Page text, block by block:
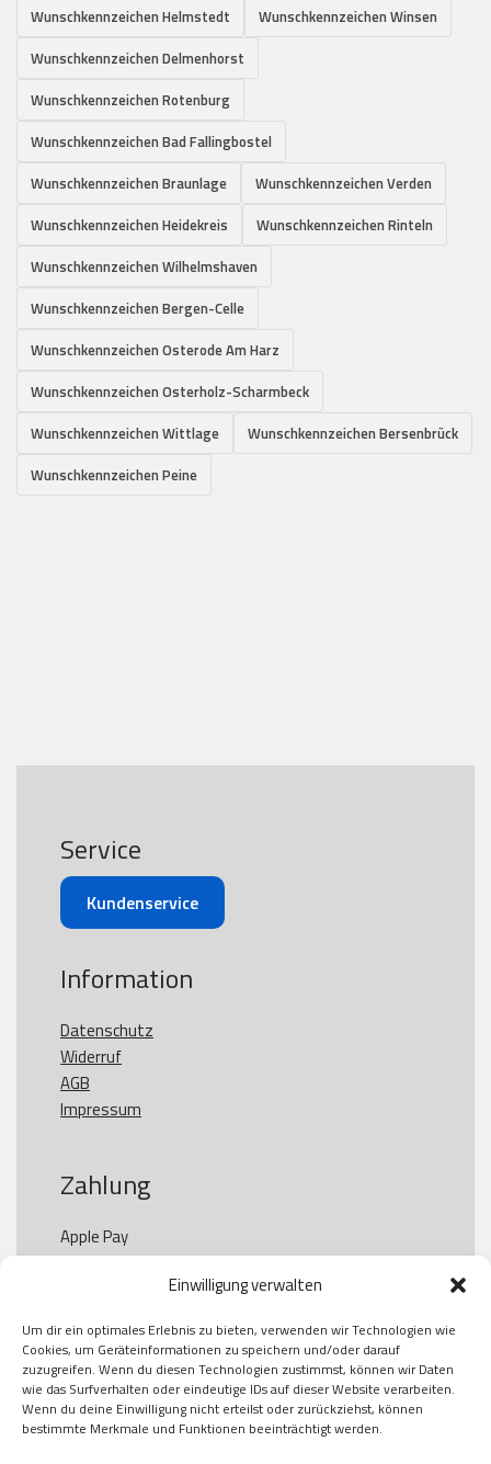
Einwilligung verwalten
Um dir ein optimales Erlebnis zu bieten, verwenden wir Technologien wie
Cookies, um Geräteinformationen zu speichern und/oder darauf
zuzugreifen. Wenn du diesen Technologien zustimmst, können wir Daten
wie das Surfverhalten oder eindeutige IDs auf dieser Website verarbeiten.
Wenn du deine Einwilligung nicht erteilst oder zurückziehst, können
bestimmte Merkmale und Funktionen beeinträchtigt werden.
Wunschkennzeichen Helmstedt
Wunschkennzeichen Winsen
Wunschkennzeichen Delmenhorst
Wunschkennzeichen Rotenburg
Wunschkennzeichen Bad Fallingbostel
Wunschkennzeichen Braunlage
Wunschkennzeichen Verden
Wunschkennzeichen Heidekreis
Wunschkennzeichen Rinteln
Wunschkennzeichen Wilhelmshaven
Wunschkennzeichen Bergen-Celle
Wunschkennzeichen Osterode Am Harz
Wunschkennzeichen Osterholz-Scharmbeck
Wunschkennzeichen Wittlage
Wunschkennzeichen Bersenbrück
Wunschkennzeichen Peine
Service
Kundenservice
Information
Datenschutz
Widerruf
AGB
Impressum
Zahlung
Apple Pay
Paypal
Kauf auf Rechung
Klarna
American Express